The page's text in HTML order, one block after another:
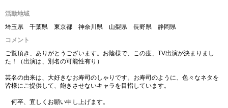
活動地域
埼玉県 千葉県 東京都 神奈川県 山梨県 長野県 静岡県
コメント
ご覧頂き、ありがとうございます。お陰様で、この度、TV出演が決まりまし
た！（出演は、別名の可能性有り）
芸名の由来は、大好きなお寿司のしゃりです。お寿司のように、色々なネタを
皆様にご提供して、飽きさせないキャラを目指しています。
何卒、宜しくお願い申し上げます。